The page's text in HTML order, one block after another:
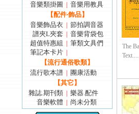
音樂類掛圖
音樂用教具
【配件‧飾品】
音樂飾品衣
節拍調音器
譜夾L夾套
音樂背袋包
超值特惠組
筆類文具們
筆記本卡片
【流行通俗歌類】
流行歌本譜
團康活動
【其它】
雜誌.期刊類
樂器.配件
音樂軟體
尚未分類
The